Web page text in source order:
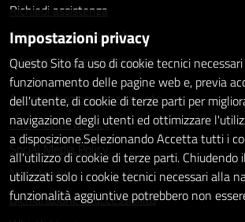
Richiedi assistenza
Statistiche dei Siti web
Intranet - accesso riservato
Amministrazione trasparente
Informativa privacy
Social Media Policy
Note legali
Dichiarazione di accessibilità
Impostazioni privacy
Questo Sito fa uso di cookie tecnici
funzionamento delle pagine web e, previa
dell'utente, di cookie di terze parti per
navigazione degli utenti ed ottimizzare
a disposizione.Selezionando Accetta tutti i
all'utilizzo di cookie di terze parti. Chiudendo
utilizzati solo i cookie tecnici necessari alla
funzionalità aggiuntive potrebbero non